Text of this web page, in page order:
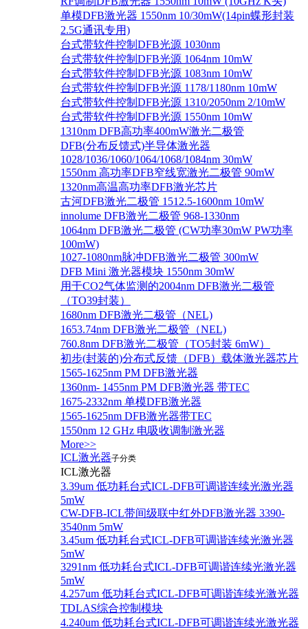
单模DFB激光器 1550nm 10/30mW(14pin蝶形封装
2.5G通讯专用)
台式带软件控制DFB光源 1030nm
台式带软件控制DFB光源 1064nm 10mW
台式带软件控制DFB光源 1083nm 10mW
台式带软件控制DFB光源 1178/1180nm 10mW
台式带软件控制DFB光源 1310/2050nm 2/10mW
台式带软件控制DFB光源 1550nm 10mW
1310nm DFB高功率400mW激光二极管
DFB(分布反馈式)半导体激光器
1028/1036/1060/1064/1068/1084nm 30mW
1550nm 高功率DFB窄线宽激光二极管 90mW
1320nm高温高功率DFB激光芯片
古河DFB激光二极管 1512.5-1600nm 10mW
innolume DFB激光二极管 968-1330nm
1064nm DFB激光二极管 (CW功率30mW PW功率
100mW)
1027-1080nm脉冲DFB激光二极管 300mW
DFB Mini 激光器模块 1550nm 30mW
用于CO2气体监测的2004nm DFB激光二极管
（TO39封装）
1680nm DFB激光二极管（NEL)
1653.74nm DFB激光二极管（NEL)
760.8nm DFB激光二极管（TO5封装 6mW）
初步(封装的)分布式反馈（DFB）载体激光器芯片
1565-1625nm PM DFB激光器
1360nm- 1455nm PM DFB激光器 带TEC
1675-2332nm 单模DFB激光器
1565-1625nm DFB激光器带TEC
1550nm 12 GHz 电吸收调制激光器
More>>
ICL激光器子分类
ICL激光器
3.39um 低功耗台式ICL-DFB可调谐连续光激光器
5mW
CW-DFB-ICL带间级联中红外DFB激光器 3390-
3540nm 5mW
3.45um 低功耗台式ICL-DFB可调谐连续光激光器
5mW
3291nm 低功耗台式ICL-DFB可调谐连续光激光器
5mW
4.257um 低功耗台式ICL-DFB可调谐连续光激光器
TDLAS综合控制模块
4.240um 低功耗台式ICL-DFB可调谐连续光激光器